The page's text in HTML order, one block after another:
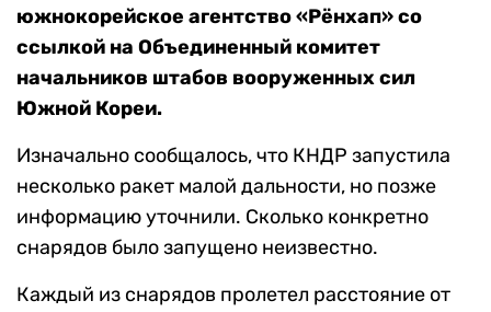
южнокорейское агентство «Рёнхап» со
ссылкой на Объединенный комитет
начальников штабов вооруженных сил
Южной Кореи.
Изначально сообщалось, что КНДР запустила
несколько ракет малой дальности, но позже
информацию уточнили. Сколько конкретно
снарядов было запущено неизвестно.
Каждый из снарядов пролетел расстояние от